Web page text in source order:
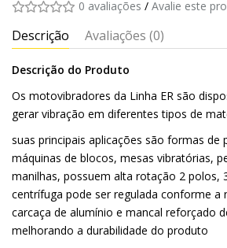
0 avaliações / Avalie este
Descrição Avaliações (0)
Descrição do Produto
Os motovibradores da Linha ER são
gerar vibração em diferentes tipos de
suas principais aplicações são formas de
máquinas de blocos, mesas vibratórias,
manilhas, possuem alta rotação 2 polos,
centrífuga pode ser regulada conforme a
carcaça de alumínio e mancal reforçado
melhorando a durabilidade do produto